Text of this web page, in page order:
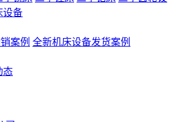
设备
案例 全新机床设备发货案例
态